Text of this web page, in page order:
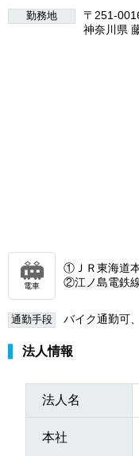
勤務地
〒251-
神奈川県
電車
①ＪＲ東海道
②江ノ島電鉄
通勤手段 バイク通勤可
法人情報
法人名
本社